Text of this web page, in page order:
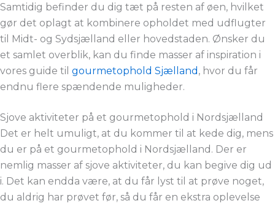
Samtidig befinder du dig tæt på resten af øen, hvilket
gør det oplagt at kombinere opholdet med udflugter
til Midt- og Sydsjælland eller hovedstaden. Ønsker du
et samlet overblik, kan du finde masser af inspiration i
vores guide til gourmetophold Sjælland , hvor du får
endnu flere spændende muligheder.
Sjove aktiviteter på et gourmetophold i Nordsjælland
Det er helt umuligt, at du kommer til at kede dig, mens
du er på et gourmetophold i Nordsjælland. Der er
nemlig masser af sjove aktiviteter, du kan begive dig ud
i. Det kan endda være, at du får lyst til at prøve noget,
du aldrig har prøvet før, så du får en ekstra oplevelse